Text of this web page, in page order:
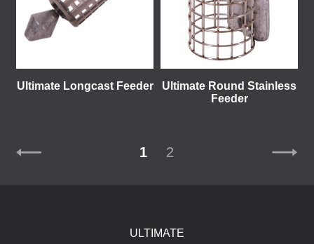
Ultimate Longcast Feeder
Ultimate Round Stainless
Feeder
1 2
ULTIMATE